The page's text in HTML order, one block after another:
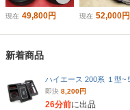
現在 49,800円 現在 52,000円
新着商品
即決 8,200円
26分前に出品